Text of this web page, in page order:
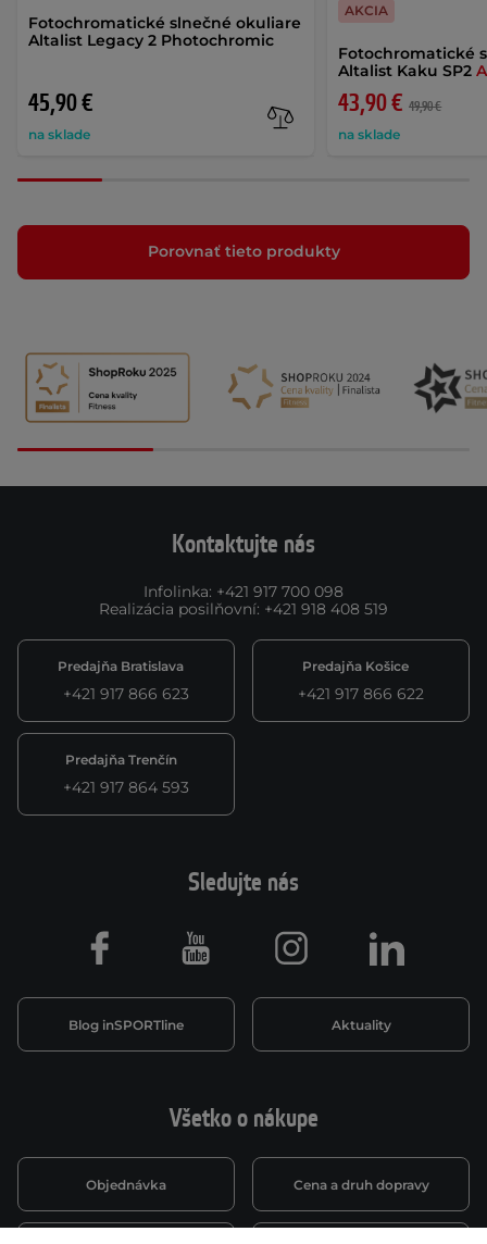
Fotochromatické slnečné okuliare
Altalist Legacy 2 Photochromic
45,90 €
na sklade
Fotochromatické
Altalist Kaku SP2
43,90 € 49,90 €
na sklade
AKCIA
Porovnať tieto produkty
Kontaktujte nás
Infolinka: +421 917 700 098
Realizácia posilňovní: +421 918 408 519
Predajňa Bratislava
+421 917 866 623
Predajňa Košice
+421 917 866 622
Predajňa Trenčín
+421 917 864 593
Všetko o nákupe
Objednávka Cena a druh dopravy
Sledujte nás
Blog inSPORTline Aktuality
Facebook Youtube Instagram LinkedIn